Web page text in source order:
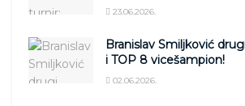
23.06.2026.
Branislav Smiljković
i TOP 8 vicešampion!
02.06.2026.